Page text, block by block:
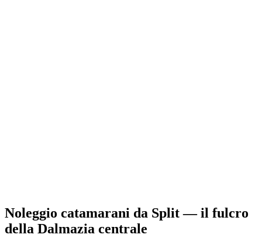
catamarano da Split.
Noleggio catamarani da Split — il fulcro
della Dalmazia centrale